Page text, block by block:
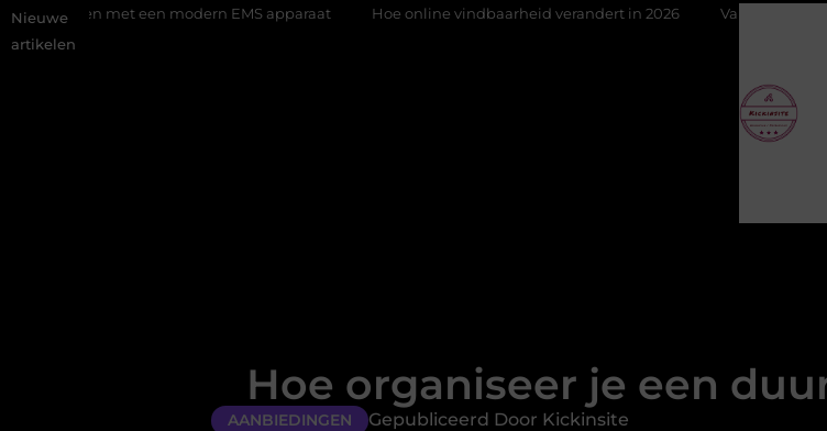
Nieuwe
artikelen
een modern EMS apparaat Hoe online vindbaarheid verandert in 2026 Van het Oude Dorp tot de
Hoe organiseer je een
AANBIEDINGEN Gepubliceerd Door Kickinsite